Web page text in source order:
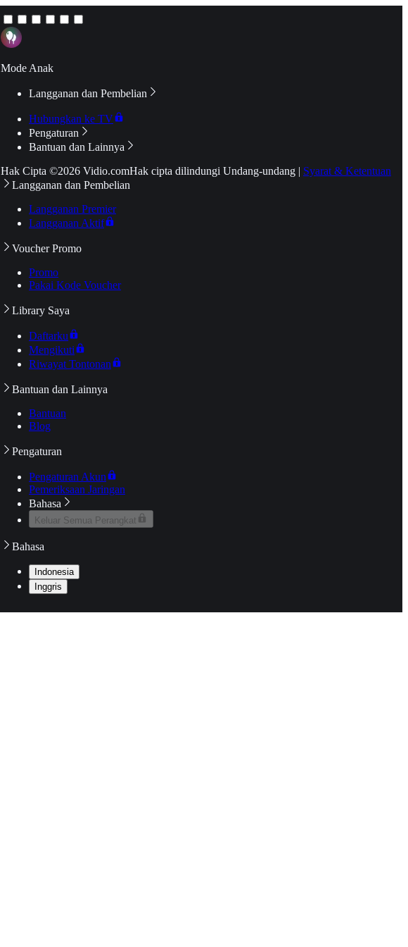
Mode Anak
Langganan dan Pembelian
Hubungkan ke TV
Pengaturan
Bantuan dan Lainnya
Hak Cipta ©2026 Vidio.comHak cipta dilindungi Undang-undang | Syarat & Ketentuan
Langganan dan Pembelian
Langganan Premier
Langganan Aktif
Voucher Promo
Promo
Pakai Kode Voucher
Library Saya
Daftarku
Mengikuti
Riwayat Tontonan
Bantuan dan Lainnya
Bantuan
Blog
Pengaturan
Pengaturan Akun
Pemeriksaan Jaringan
Bahasa
Keluar Semua Perangkat
Bahasa
Indonesia
Inggris